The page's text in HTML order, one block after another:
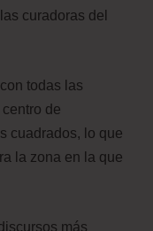
curadoras del
todas las
de
cuadrados, lo que
la zona en la que
más